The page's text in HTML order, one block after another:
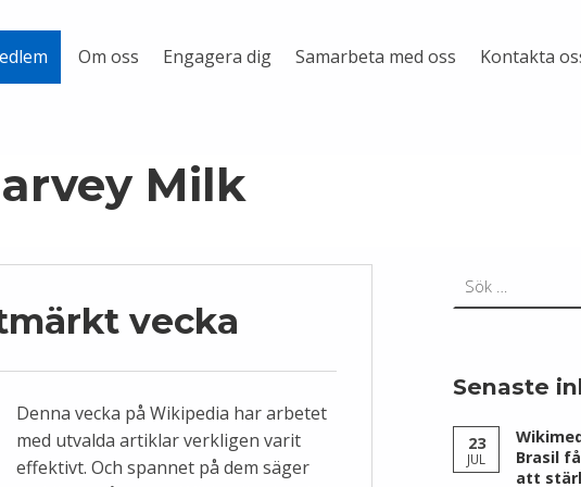
Om oss Engagera dig Samarbeta med oss Kontakta
Milk
vecka
Denna vecka på Wikipedia har arbetet
med utvalda artiklar verkligen varit
effektivt. Och spannet på dem säger
Senaste
23
JUL
Brasil
att